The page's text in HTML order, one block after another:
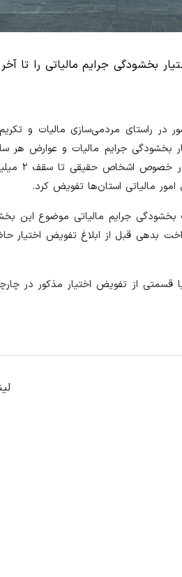
بخشودگی جرایم مالیاتی را تا
در راستای مردمی‌سازی مالیات و
بخشودگی جرایم مالیات و عوارض هر
جرایم مالیاتی موضوع این
قبل از ابلاغ تفویض اختیار
قسمتی از تفویض اختیار مذکور در